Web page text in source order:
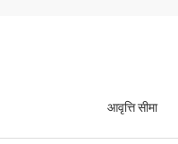
आवृत्ति सीमा